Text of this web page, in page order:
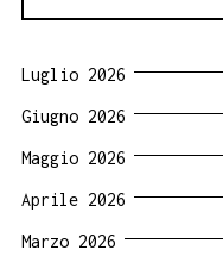
Luglio 2026
Giugno 2026
Maggio 2026
Aprile 2026
Marzo 2026